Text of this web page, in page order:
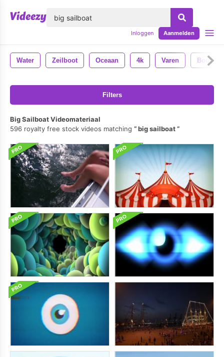
Inloggen Aanmelden
Water Zeilboot Oceaan 4k Varen Boot
Filters
Big Sailboat Videomateriaal
596 royalty free stock videos matching
big sailboat